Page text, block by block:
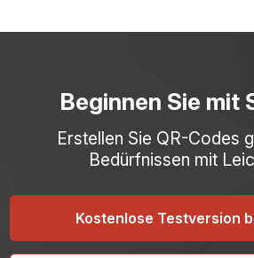
nach dem kostenlosen Versuch
Beginnen Sie mit
Erstellen Sie QR-Codes
Bedürfnissen mit
Kostenlose Testversion